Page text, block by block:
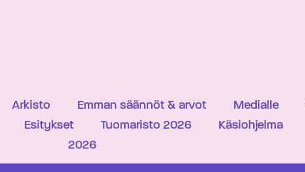
Arkisto Emman säännöt & arvot Medialle
Esitykset Tuomaristo 2026 Käsiohjelma
2026